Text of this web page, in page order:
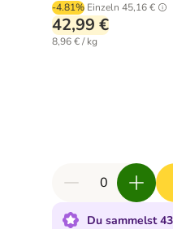
-4.81% Einzeln 45,16 €
42,99 €
8,96 € / kg
Du sammelst